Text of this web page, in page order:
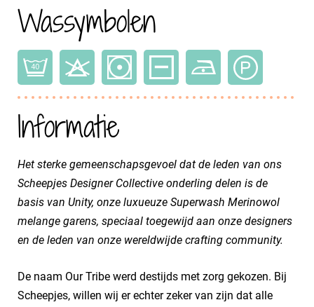
Wassymbolen
Informatie
Het sterke gemeenschapsgevoel dat de leden van ons
Scheepjes Designer Collective onderling delen is de
basis van Unity, onze luxueuze Superwash Merinowol
melange garens, speciaal toegewijd aan onze designers
en de leden van onze wereldwijde crafting community.
De naam Our Tribe werd destijds met zorg gekozen. Bij
Scheepjes, willen wij er echter zeker van zijn dat alle